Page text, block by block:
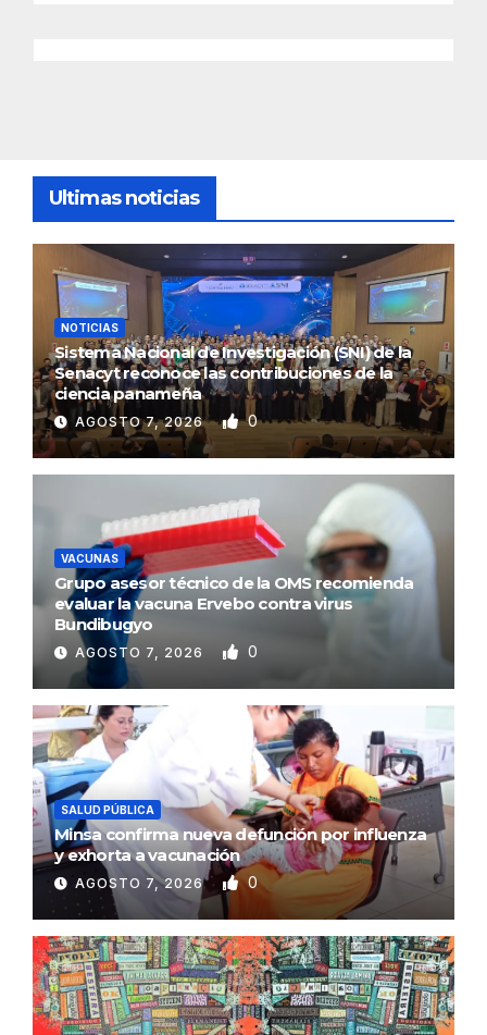
Ultimas noticias
NOTICIAS
Sistema Nacional de Investigación (SNI) de la
Senacyt reconoce las contribuciones de la
ciencia panameña
AGOSTO 7, 2026 0
VACUNAS
Grupo asesor técnico de la OMS recomienda
evaluar la vacuna Ervebo contra virus
Bundibugyo
AGOSTO 7, 2026 0
SALUD PÚBLICA
Minsa confirma nueva defunción por influenza
y exhorta a vacunación
AGOSTO 7, 2026 0